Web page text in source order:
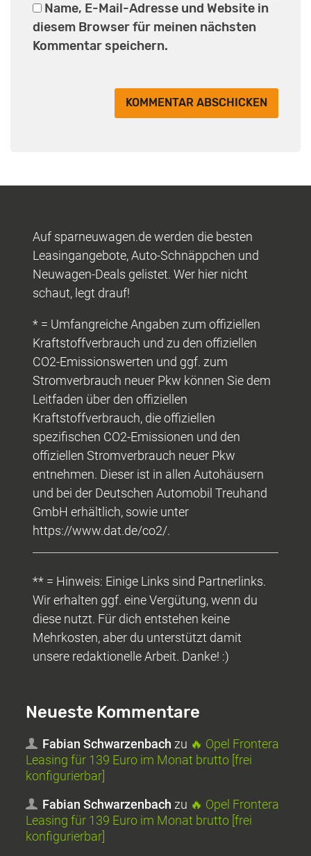
Name, E-Mail-Adresse und Website in
diesem Browser für meinen nächsten
Kommentar speichern.
Auf sparneuwagen.de werden die besten
Leasingangebote, Auto-Schnäppchen und
Neuwagen-Deals gelistet. Wer hier nicht
schaut, legt drauf!
* = Umfangreiche Angaben zum offiziellen
Kraftstoffverbrauch und zu den offiziellen
CO2-Emissionswerten und ggf. zum
Stromverbrauch neuer Pkw können Sie dem
Leitfaden über den offiziellen
Kraftstoffverbrauch, die offiziellen
spezifischen CO2-Emissionen und den
offiziellen Stromverbrauch neuer Pkw
entnehmen. Dieser ist in allen Autohäusern
und bei der Deutschen Automobil Treuhand
GmbH erhältlich, sowie unter
https://www.dat.de/co2/.
** = Hinweis: Einige Links sind Partnerlinks.
Wir erhalten ggf. eine Vergütung, wenn du
diese nutzt. Für dich entstehen keine
Mehrkosten, aber du unterstützt damit
unsere redaktionelle Arbeit. Danke! :)
Neueste Kommentare
Fabian Schwarzenbach zu 🔥 Opel Frontera
Leasing für 139 Euro im Monat brutto [frei
konfigurierbar]
Fabian Schwarzenbach zu 🔥 Opel Frontera
Leasing für 139 Euro im Monat brutto [frei
konfigurierbar]